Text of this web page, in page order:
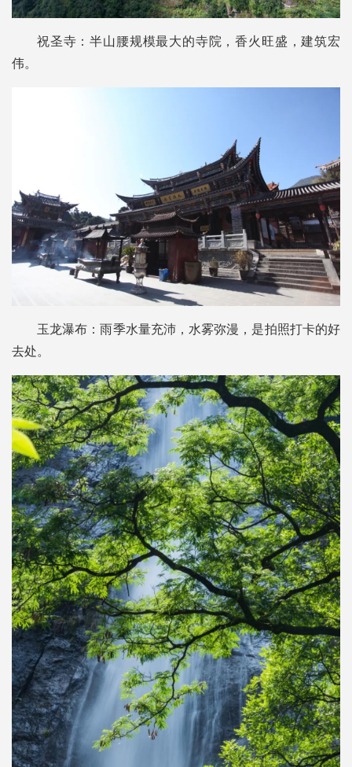
祝圣寺：半山腰规模最大的寺院，香火旺盛，建筑宏
伟。
玉龙瀑布：雨季水量充沛，水雾弥漫，是拍照打卡的好
去处。